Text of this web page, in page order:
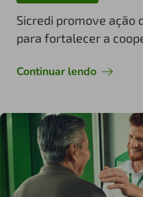
Sicredi promove ação
para fortalecer a
Continuar lendo